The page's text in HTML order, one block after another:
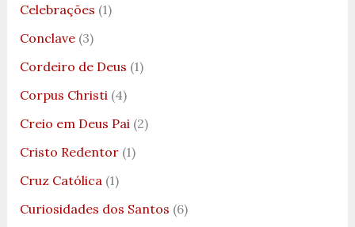
Celebrações (1)
Conclave(3)
Cordeiro de Deus (1)
Corpus Christi (4)
Creio em Deus Pai (2)
Cristo Redentor(1)
Cruz Católica (1)
Curiosidades dos Santos (6)